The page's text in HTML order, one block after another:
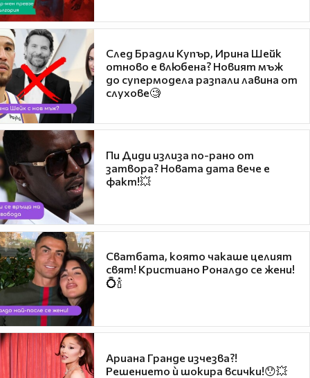
След Брадли Купър, Ирина Шейк
отново е влюбена? Новият мъж
до супермодела разпали лавина от
слухове🧐
Пи Диди излиза по-рано от
затвора? Новата дата вече е
факт!💥
Сватбата, която чакаше целият
свят! Кристиано Роналдо се жени!
💍🍾
Ариана Гранде изчезва?!
Решението ѝ шокира всички!😯💥